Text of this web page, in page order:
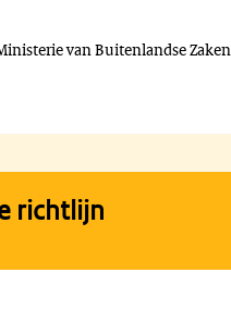
van Buitenlandse Zaken
richtlijn